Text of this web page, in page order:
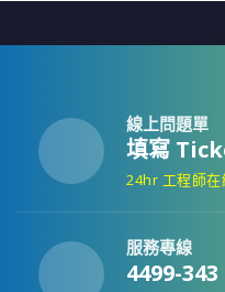
線上問題單
填寫
24hr 工程師在
服務專線
4499-343